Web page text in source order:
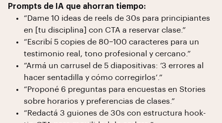
Prompts de IA que ahorran tiempo:
“Dame 10 ideas de reels de 30s para principiantes
en [tu disciplina] con CTA a reservar clase.”
“Escribí 5 copies de 80–100 caracteres para un
testimonio real, tono profesional y cercano.”
“Armá un carrusel de 5 diapositivas: ‘3 errores al
hacer sentadilla y cómo corregirlos’.”
“Proponé 6 preguntas para encuestas en Stories
sobre horarios y preferencias de clases.”
“Redactá 3 guiones de 30s con estructura hook-